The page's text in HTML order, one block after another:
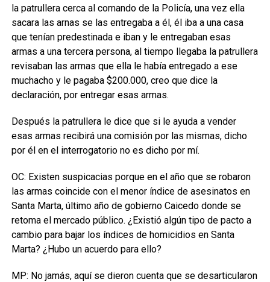
la patrullera cerca al comando de la Policía, una vez ella
sacara las arnas se las entregaba a él, él iba a una casa
que tenían predestinada e iban y le entregaban esas
armas a una tercera persona, al tiempo llegaba la patrullera
revisaban las armas que ella le había entregado a ese
muchacho y le pagaba $200.000, creo que dice la
declaración, por entregar esas armas.
Después la patrullera le dice que si le ayuda a vender
esas armas recibirá una comisión por las mismas, dicho
por él en el interrogatorio no es dicho por mí.
OC: Existen suspicacias porque en el año que se robaron
las armas coincide con el menor índice de asesinatos en
Santa Marta, último año de gobierno Caicedo donde se
retoma el mercado público. ¿Existió algún tipo de pacto a
cambio para bajar los índices de homicidios en Santa
Marta? ¿Hubo un acuerdo para ello?
MP: No jamás, aquí se dieron cuenta que se desarticularon